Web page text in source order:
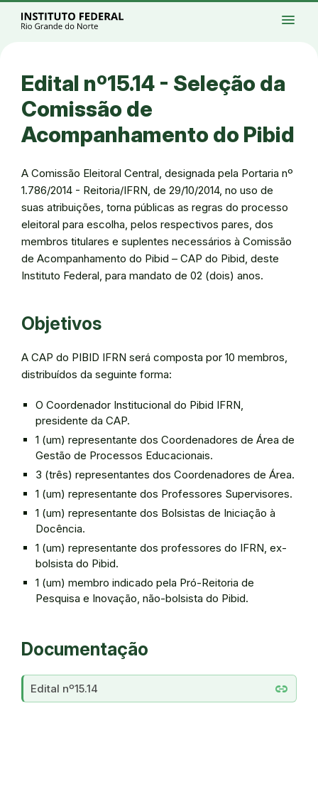
Ir para a página inicial
Ir para a busca
Alto contraste
Login da Área Administrativa
Acessibilidade
menu
Edital nº15.14 - Seleção da
Comissão de
Acompanhamento do Pibid
A Comissão Eleitoral Central, designada pela Portaria nº
1.786/2014 - Reitoria/IFRN, de 29/10/2014, no uso de
suas atribuições, torna públicas as regras do processo
eleitoral para escolha, pelos respectivos pares, dos
membros titulares e suplentes necessários à Comissão
de Acompanhamento do Pibid – CAP do Pibid, deste
Instituto Federal, para mandato de 02 (dois) anos.
Objetivos
A CAP do PIBID IFRN será composta por 10 membros,
distribuídos da seguinte forma:
O Coordenador Institucional do Pibid IFRN,
presidente da CAP.
1 (um) representante dos Coordenadores de Área de
Gestão de Processos Educacionais.
3 (três) representantes dos Coordenadores de Área.
1 (um) representante dos Professores Supervisores.
1 (um) representante dos Bolsistas de Iniciação à
Docência.
1 (um) representante dos professores do IFRN, ex-
bolsista do Pibid.
1 (um) membro indicado pela Pró-Reitoria de
Pesquisa e Inovação, não-bolsista do Pibid.
Documentação
link
Edital nº15.14